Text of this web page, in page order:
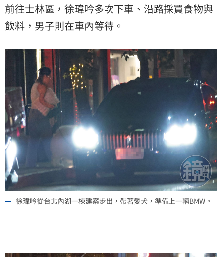
前往士林區，徐瑋吟多次下車、沿路採買食物與
飲料，男子則在車內等待。
徐瑋吟從台北內湖一棟建案步出，帶著愛犬，準備上一輛BMW。